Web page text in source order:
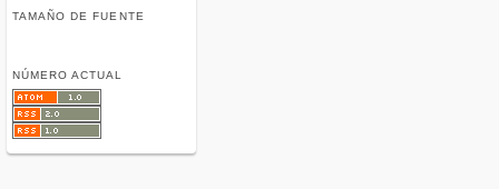
TAMAÑO DE FUENTE
NÚMERO ACTUAL